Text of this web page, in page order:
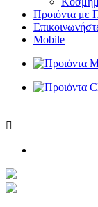
Προιόντα με
Mobile
